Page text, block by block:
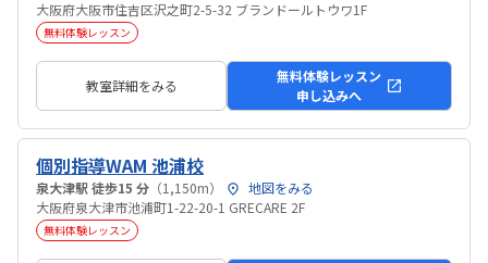
大阪府大阪市住吉区沢之町2-5-32 ブランドールトウワ1F
無料体験レッスン
教室詳細をみる
無料体験レッスン
申し込みへ
個別指導WAM 池浦校
泉大津駅 徒歩15 分 （1,150m）
地図をみる
大阪府泉大津市池浦町1-22-20-1 GRECARE 2F
無料体験レッスン